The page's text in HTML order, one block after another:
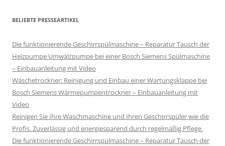
BELIEBTE PRESSEARTIKEL
Die funktionierende Geschirrspülmaschine – Reparatur Tausch der
Heizpumpe Umwälzpumpe bei einer Bosch Siemens Spülmaschine
– Einbauanleitung mit Video
Wäschetrockner: Reinigung und Einbau einer Wartungsklappe bei
Bosch Siemens Wärmepumpentrockner – Einbauanleitung mit
Video
Reinigen Sie Ihre Waschmaschine und Ihren Geschirrspüler wie die
Profis. Zuverlässig und energiesparend durch regelmäßig Pflege.
Die funktionierende Geschirrspülmaschine – Reparatur Tausch der